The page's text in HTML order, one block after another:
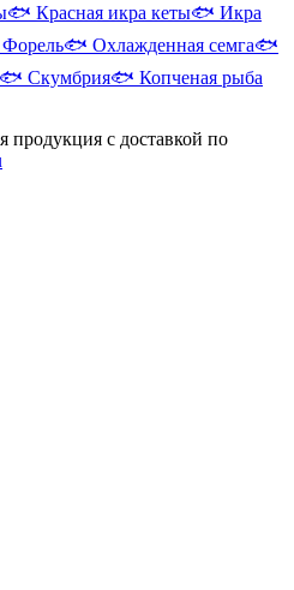
🐟 Красная икра кеты🐟 Икра
Форель🐟 Охлажденная семга🐟
🐟 Скумбрия🐟 Копченая рыба
продукция с доставкой по